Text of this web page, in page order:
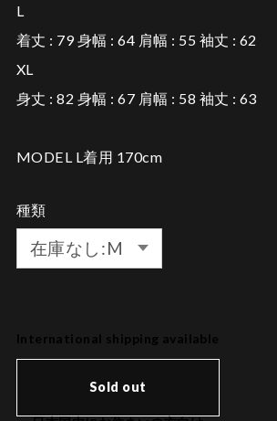
L
着丈 : 79 身幅 : 64 肩幅 : 55 袖丈 : 62
XL
身丈 : 82 身幅 : 67 肩幅 : 58 袖丈 : 63
MODEL L着用 170cm
種類
International shipping available
Sold out